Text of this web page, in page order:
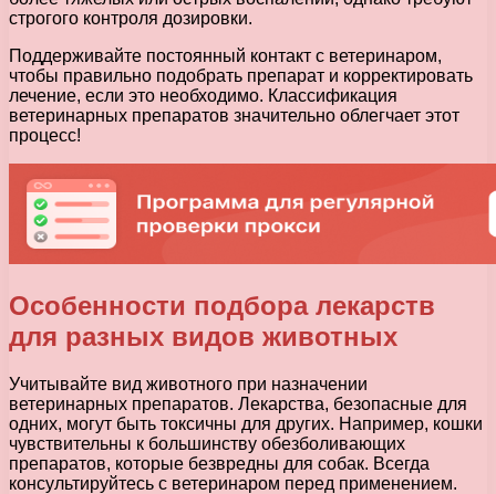
строгого контроля дозировки.
Поддерживайте постоянный контакт с ветеринаром,
чтобы правильно подобрать препарат и корректировать
лечение, если это необходимо. Классификация
ветеринарных препаратов значительно облегчает этот
процесс!
Особенности подбора лекарств
для разных видов животных
Учитывайте вид животного при назначении
ветеринарных препаратов. Лекарства, безопасные для
одних, могут быть токсичны для других. Например, кошки
чувствительны к большинству обезболивающих
препаратов, которые безвредны для собак. Всегда
консультируйтесь с ветеринаром перед применением.